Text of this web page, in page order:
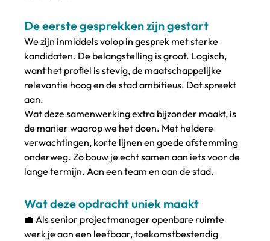
De eerste gesprekken zijn gestart
We zijn inmiddels volop in gesprek met sterke
kandidaten. De belangstelling is groot. Logisch,
want het profiel is stevig, de maatschappelijke
relevantie hoog en de stad ambitieus. Dat spreekt
aan.
Wat deze samenwerking extra bijzonder maakt, is
de manier waarop we het doen. Met heldere
verwachtingen, korte lijnen en goede afstemming
onderweg. Zo bouw je echt samen aan iets voor de
lange termijn. Aan een team en aan de stad.
Wat deze opdracht uniek maakt
💼 Als senior projectmanager openbare ruimte
werk je aan een leefbaar, toekomstbestendig